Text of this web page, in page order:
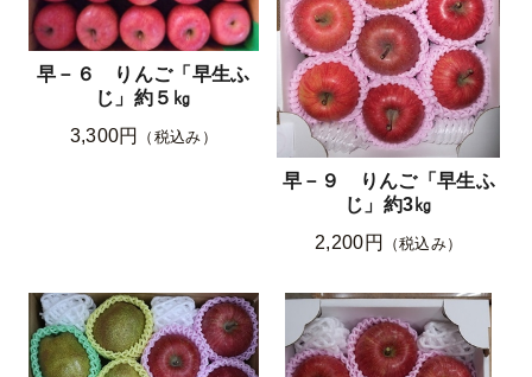
早－６ りんご「早生ふ
じ」約５㎏
3,300円
（税込み）
早－９ りんご「早生ふ
じ」約3㎏
2,200円
（税込み）